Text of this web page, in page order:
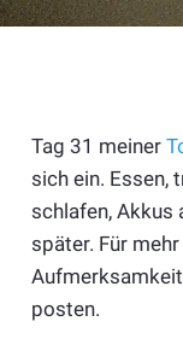
Tag 31 meiner
sich ein. Essen,
schlafen, Akkus
später. Für
posten.